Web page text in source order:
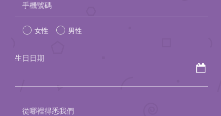
leave
this
手機號碼
女性 男性
生日日期
從哪裡得悉我們